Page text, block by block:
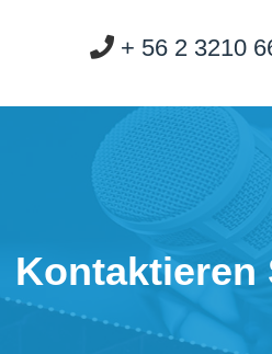
+ 56 2 3210
Kontaktieren